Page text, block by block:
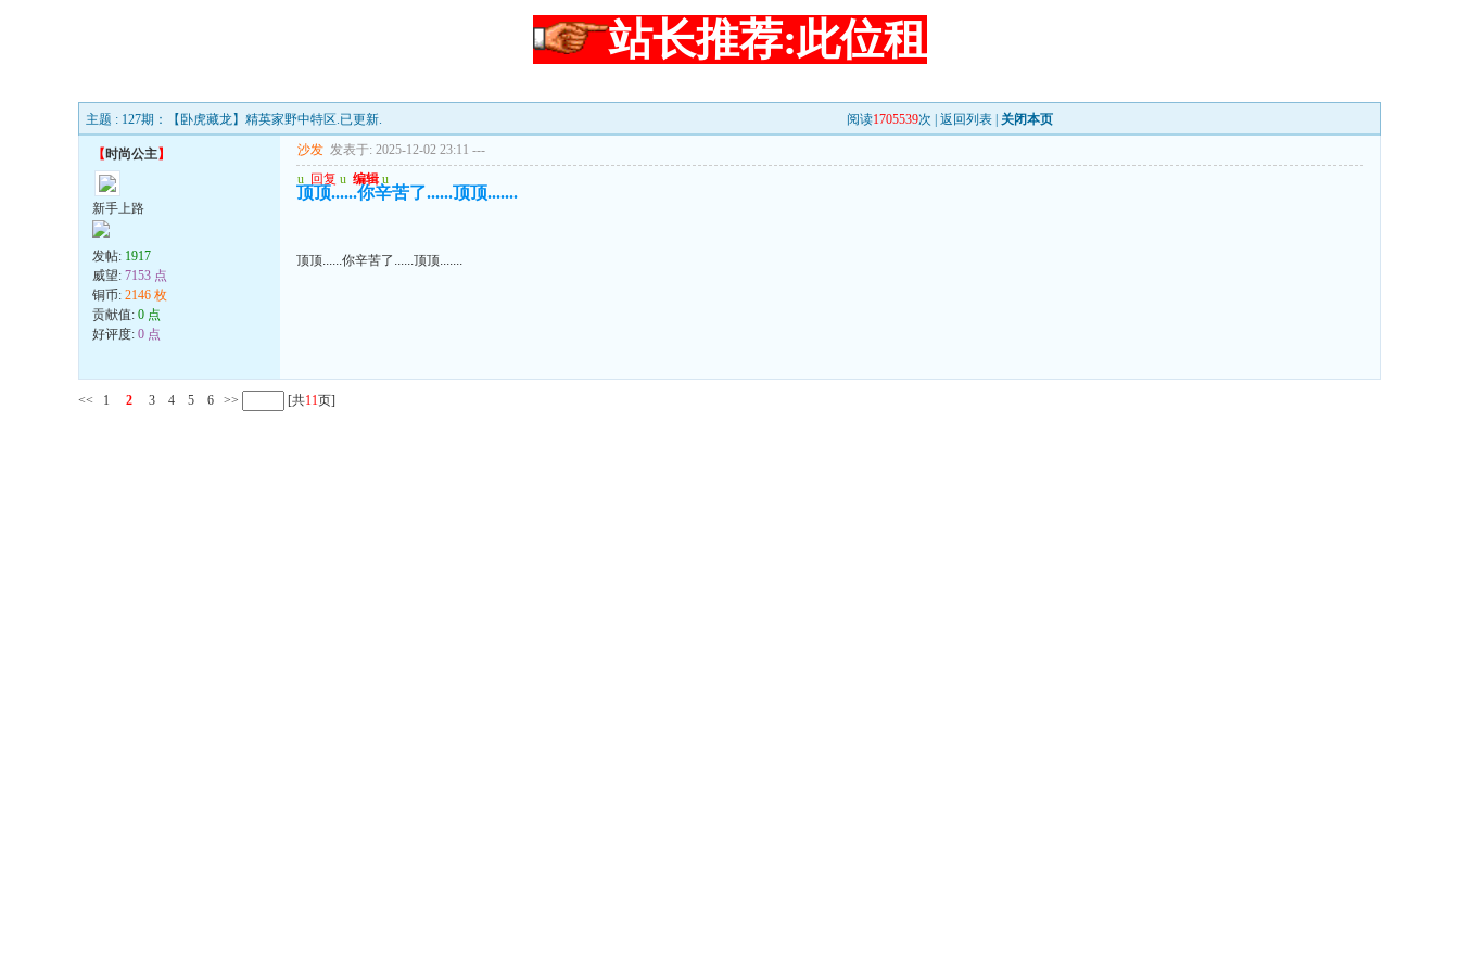
站长推荐:此位租
主题 : 127期：【卧虎藏龙】精英家野中特区.已更新. 阅读1705539次 | 返回列表 关闭本页
【时尚公主】
新手上路
发帖: 1917
威望: 7153 点
铜币: 2146 枚
贡献值: 0 点
好评度: 0 点
沙发 发表于: 2025-12-02 23:11 ---
u 回复 u 编辑 u
顶顶......你辛苦了......顶顶.......
顶顶......你辛苦了......顶顶.......
<< 1 2 3 4 5 6 >> [共11页]